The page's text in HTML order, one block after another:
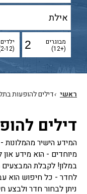
מבוגרים
(+12)
ילדים
(2-12)
ראשי ›דילים להופעות
דילים
המידע הישיר
מיוחדים - הוא מידע און
במלון! לקבלת המבצעים
לחדר - כל חיפוש הוא
ניתן לבחור חדר ולבצע